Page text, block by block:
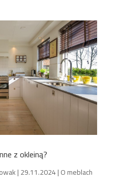
z okleiną?
|29.11.2024|O meblach